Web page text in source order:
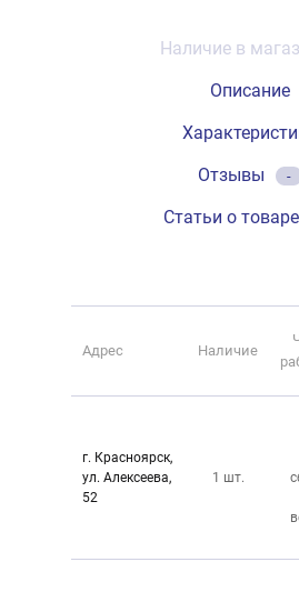
Наличие в
Описание
Отзывы
-
Статьи о товаре
Адрес Наличие
г. Красноярск,
ул. Алексеева,
52
1 шт.